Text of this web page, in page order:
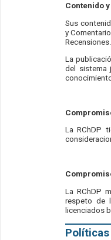
Contenido
Sus
y
Recensiones.
La
del sistema
La RChDP
La RChDP
respeto de
licenciados